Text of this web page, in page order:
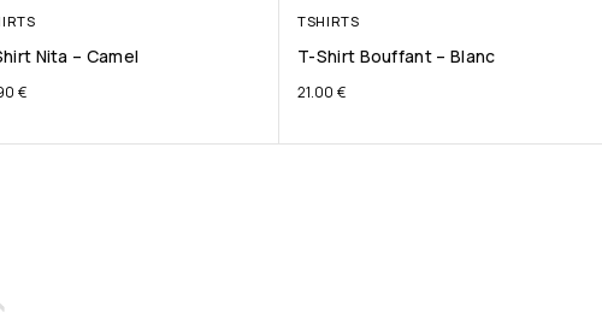
Nita – Camel
€
TSHIRTS
T-Shirt Bouffant – Blanc
21.00 €